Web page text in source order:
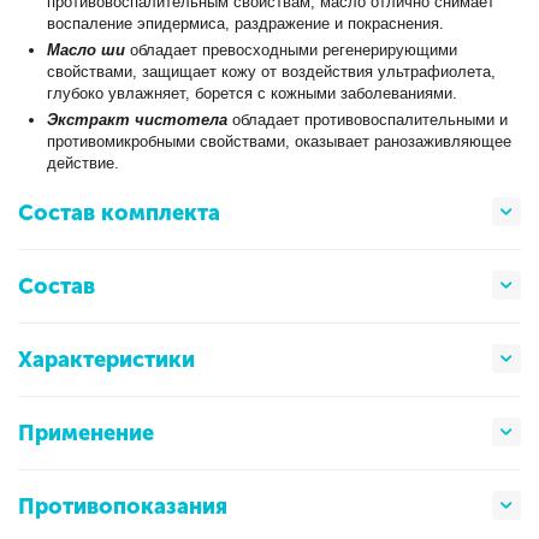
воспаление эпидермиса, раздражение и покраснения.
Масло ши обладает превосходными регенерирующими
свойствами, защищает кожу от воздействия ультрафиолета,
глубоко увлажняет, борется с кожными заболеваниями.
Экстракт чистотела обладает противовоспалительными и
противомикробными свойствами, оказывает ранозаживляющее
действие.
Состав комплекта
Состав
Характеристики
Применение
Противопоказания